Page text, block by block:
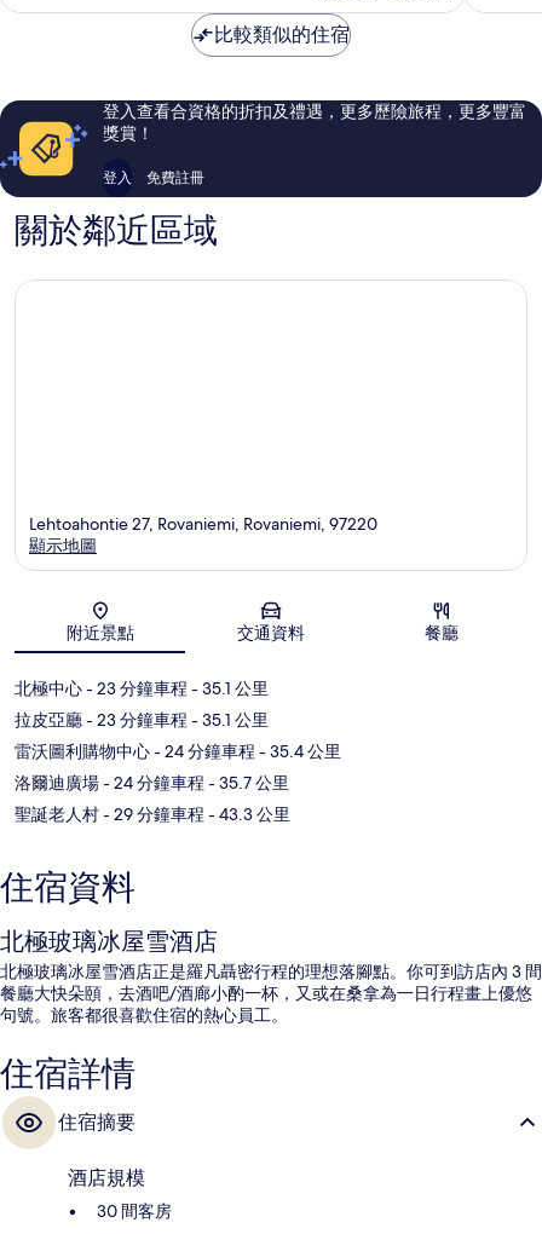
凱
塔
優
評
價
評
完
評
價
比較類似的住宿
登入查看合資格的折扣及禮遇，更多歷險旅程，更多豐富
獎賞！
登入 免費註冊
關於鄰近區域
地圖
Lehtoahontie 27, Rovaniemi, Rovaniemi, 97220
顯示地圖
附近景點 交通資料 餐廳
北極中心- 23 分鐘車程 - 35.1 公里
拉皮亞廳- 23 分鐘車程 - 35.1 公里
雷沃圖利購物中心- 24 分鐘車程 - 35.4 公里
洛爾迪廣場- 24 分鐘車程 - 35.7 公里
聖誕老人村- 29 分鐘車程 - 43.3 公里
住宿資料
北極玻璃冰屋雪酒店
北極玻璃冰屋雪酒店正是羅凡聶密行程的理想落腳點。你可到訪店內 3 間
餐廳大快朵頤，去酒吧/酒廊小酌一杯，又或在桑拿為一日行程畫上優悠
句號。旅客都很喜歡住宿的熱心員工。
住宿詳情
住宿摘要
酒店規模
30 間客房